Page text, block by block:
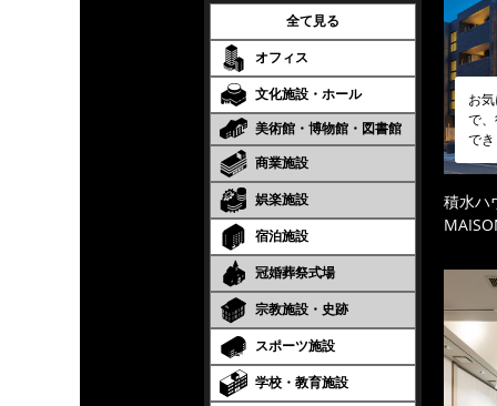
全て見る
オフィス
文化施設・ホール
美術館・博物館・図書館
商業施設
娯楽施設
宿泊施設
冠婚葬祭式場
宗教施設・史跡
スポーツ施設
学校・教育施設
お
で
で
積水